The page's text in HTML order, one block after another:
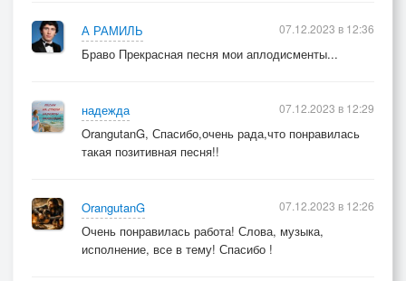
А РАМИЛЬ
Браво Прекрасная песня мои аплодисменты...
07.12.2023 в 12:36
надежда
OrangutanG, Спасибо,очень рада,что понравилась
такая позитивная песня!!
07.12.2023 в 12:29
OrangutanG
Очень понравилась работа! Слова, музыка,
исполнение, все в тему! Спасибо !
07.12.2023 в 12:26